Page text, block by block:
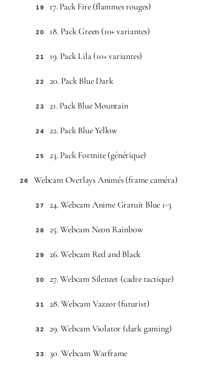
19 17. Pack Fire (flammes rouges)
20 18. Pack Green (10+ variantes)
21 19. Pack Lila (10+ variantes)
22 20. Pack Blue Dark
23 21. Pack Blue Mountain
24 22. Pack Blue Yellow
25 23. Pack Fortnite (générique)
26 Webcam Overlays Animés (frame caméra)
27 24. Webcam Anime Gratuit Blue 1-3
28 25. Webcam Neon Rainbow
29 26. Webcam Red and Black
30 27. Webcam Silenzer (cadre tactique)
31 28. Webcam Vazzor (futurist)
32 29. Webcam Violator (dark gaming)
33 30. Webcam Warframe